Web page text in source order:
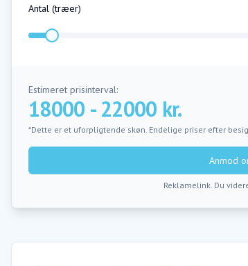
Antal (træer)
Estimeret prisinterval:
18000 - 22000 kr.
*Dette er et uforpligtende skøn. Endelige priser efter
Anmod
Reklamelink. Du